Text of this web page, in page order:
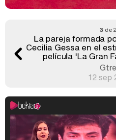
3de
La pareja formada
Cecilia Gessa en el
película 'La Gran
12 sep